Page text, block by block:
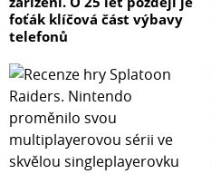
foťák klíčová část výbavy
telefonů